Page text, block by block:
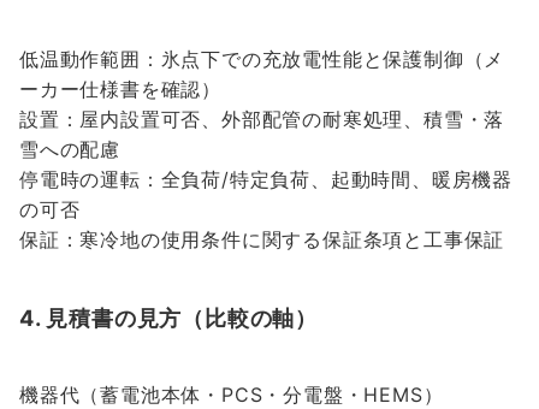
低温動作範囲：氷点下での充放電性能と保護制御（メ
ーカー仕様書を確認）
設置：屋内設置可否、外部配管の耐寒処理、積雪・落
雪への配慮
停電時の運転：全負荷/特定負荷、起動時間、暖房機器
の可否
保証：寒冷地の使用条件に関する保証条項と工事保証
4. 見積書の見方（比較の軸）
機器代（蓄電池本体・PCS・分電盤・HEMS）